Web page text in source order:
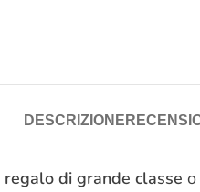
DESCRIZIONE
regalo di grande classe